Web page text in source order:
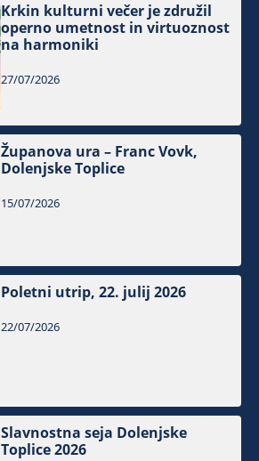
Krkin kulturni večer je združil
operno umetnost in virtuoznost
na harmoniki
27/07/2026
Županova ura – Franc Vovk,
Dolenjske Toplice
15/07/2026
Poletni utrip, 22. julij 2026
22/07/2026
Slavnostna seja Dolenjske
Toplice 2026